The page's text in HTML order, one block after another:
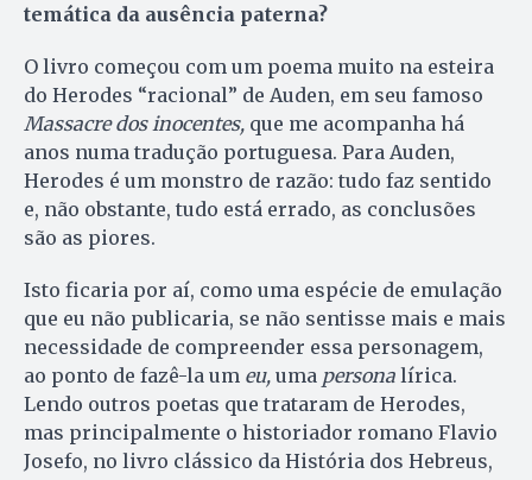
temática da ausência paterna?
O livro começou com um poema muito na esteira
do Herodes “racional” de Auden, em seu famoso
Massacre dos inocentes, que me acompanha há
anos numa tradução portuguesa. Para Auden,
Herodes é um monstro de razão: tudo faz sentido
e, não obstante, tudo está errado, as conclusões
são as piores.
Isto ficaria por aí, como uma espécie de emulação
que eu não publicaria, se não sentisse mais e mais
necessidade de compreender essa personagem,
ao ponto de fazê-la um eu, uma persona lírica.
Lendo outros poetas que trataram de Herodes,
mas principalmente o historiador romano Flavio
Josefo, no livro clássico da História dos Hebreus,